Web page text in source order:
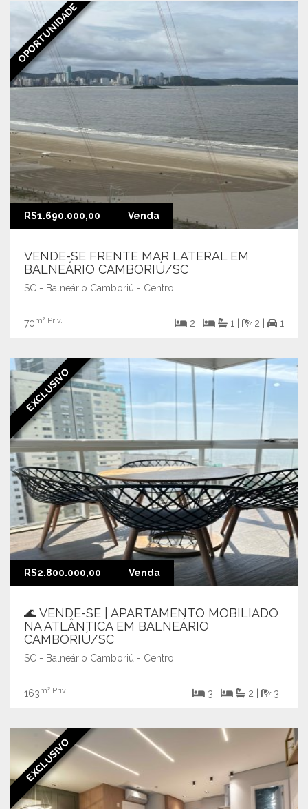
OPORTUNIDADE
R$1.690.000,00 Venda
VENDE-SE FRENTE MAR LATERAL EM
BALNEÁRIO CAMBORIÚ/SC
SC - Balneário Camboriú - Centro
70m² Priv. 2 | 1 | 2 | 1
EXCLUSIVO
R$2.800.000,00 Venda
🌊 VENDE-SE | APARTAMENTO MOBILIADO
NA ATLÂNTICA EM BALNEÁRIO
CAMBORIÚ/SC
SC - Balneário Camboriú - Centro
163m² Priv. 3 | 2 | 3 |
EXCLUSIVO